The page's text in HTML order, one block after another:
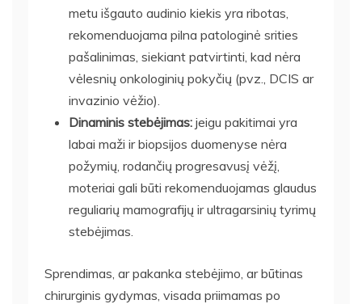
metu išgauto audinio kiekis yra ribotas,
rekomenduojama pilna patologinė srities
pašalinimas, siekiant patvirtinti, kad nėra
vėlesnių onkologinių pokyčių (pvz., DCIS ar
invazinio vėžio).
Dinaminis stebėjimas: jeigu pakitimai yra
labai maži ir biopsijos duomenyse nėra
požymių, rodančių progresavusį vėžį,
moteriai gali būti rekomenduojamas glaudus
reguliarių mamografijų ir ultragarsinių tyrimų
stebėjimas.
Sprendimas, ar pakanka stebėjimo, ar būtinas
chirurginis gydymas, visada priimamas po